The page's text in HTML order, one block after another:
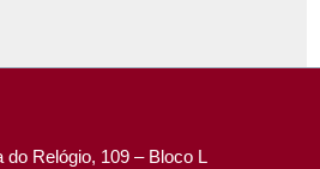
do Relógio, 109 – Bloco L